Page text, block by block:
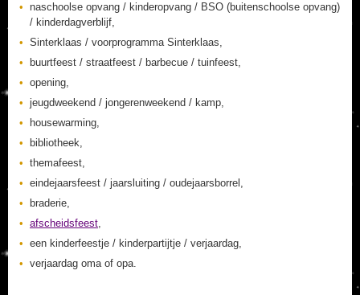
naschoolse opvang / kinderopvang / BSO (buitenschoolse opvang)
/ kinderdagverblijf,
Sinterklaas / voorprogramma Sinterklaas,
buurtfeest / straatfeest / barbecue / tuinfeest,
opening,
jeugdweekend / jongerenweekend / kamp,
housewarming,
bibliotheek,
themafeest,
eindejaarsfeest / jaarsluiting / oudejaarsborrel,
braderie,
afscheidsfeest,
een kinderfeestje / kinderpartijtje / verjaardag,
verjaardag oma of opa.